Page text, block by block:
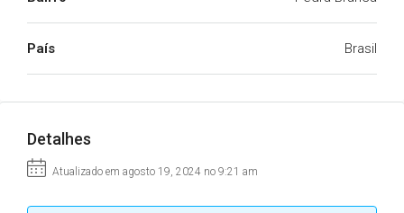
País Brasil
Detalhes
Atualizado em agosto 19, 2024 no 9:21 am